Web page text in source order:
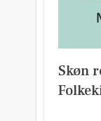
Skøn